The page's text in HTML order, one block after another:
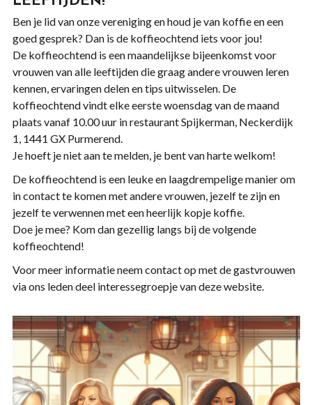
Ben je lid van onze vereniging en houd je van koffie en een
goed gesprek? Dan is de koffieochtend iets voor jou!
De koffieochtend is een maandelijkse bijeenkomst voor
vrouwen van alle leeftijden die graag andere vrouwen leren
kennen, ervaringen delen en tips uitwisselen. De
koffieochtend vindt elke eerste woensdag van de maand
plaats vanaf 10.00 uur in restaurant Spijkerman, Neckerdijk
1, 1441 GX Purmerend.
Je hoeft je niet aan te melden, je bent van harte welkom!
De koffieochtend is een leuke en laagdrempelige manier om
in contact te komen met andere vrouwen, jezelf te zijn en
jezelf te verwennen met een heerlijk kopje koffie.
Doe je mee? Kom dan gezellig langs bij de volgende
koffieochtend!
Voor meer informatie neem contact op met de gastvrouwen
via ons leden deel interessegroepje van deze website.